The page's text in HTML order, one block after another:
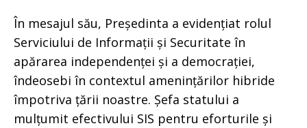
În mesajul său, Președinta a evidențiat rolul
Serviciului de Informații și Securitate în
apărarea independenței și a democrației,
îndeosebi în contextul amenințărilor hibride
împotriva țării noastre. Șefa statului a
mulțumit efectivului SIS pentru eforturile și